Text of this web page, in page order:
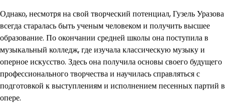
Однако, несмотря на свой творческий потенциал, Гузель Уразова
всегда старалась быть ученым человеком и получить высшее
образование. По окончании средней школы она поступила в
музыкальный колледж, где изучала классическую музыку и
оперное искусство. Здесь она получила основы своего будущего
профессионального творчества и научилась справляться с
подготовкой к выступлениям и исполнением песенных партий в
опере.